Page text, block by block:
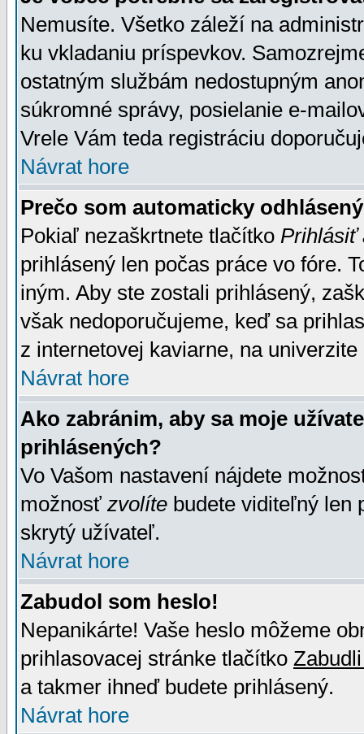
Nemusíte. Všetko záleží na
ku vkladaniu príspevkov.
ostatným službám nedostupným
súkromné správy, posielanie e-
Vrele Vám teda registráciu
Návrat hore
Prečo som automaticky
Pokiaľ nezaškrtnete tlačítko Prihlásiť
prihlásený len počas práce vo fóre.
iným. Aby ste zostali prihlásený,
však nedoporučujeme, keď sa
z internetovej kaviarne, na univerzite
Návrat hore
Ako zabránim, aby sa moje
prihlásených?
Vo Vašom nastavení nájdete
možnosť zvolíte budete viditeľný len
skrytý užívateľ.
Návrat hore
Zabudol som heslo!
Nepanikárte! Vaše heslo môžeme
prihlasovacej stránke tlačítko
a takmer ihneď budete prihlásený.
Návrat hore